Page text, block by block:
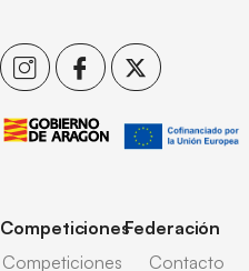
Competiciones
Competiciones
Federación
Contacto